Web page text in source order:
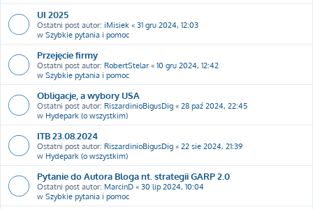
UI 2025
Ostatni post autor: iMisiek « 31 gru 2024, 12:03
w Szybkie pytania i pomoc
Przejęcie firmy
Ostatni post autor: RobertStelar « 10 gru 2024, 12:42
w Szybkie pytania i pomoc
Obligacje, a wybory USA
Ostatni post autor: RiszardinioBigusDig « 28 paź 2024, 22:45
w Hydepark (o wszystkim)
ITB 23.08.2024
Ostatni post autor: RiszardinioBigusDig « 22 sie 2024, 21:39
w Hydepark (o wszystkim)
Pytanie do Autora Bloga nt. strategii GARP 2.0
Ostatni post autor: MarcinD « 30 lip 2024, 10:04
w Szybkie pytania i pomoc